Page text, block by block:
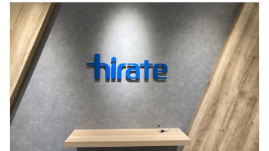
月額（基本給）：250,000円～350,000円
＜月給＞
250,000円～350,000円
＜昇給有無＞
有
＜残業手当＞